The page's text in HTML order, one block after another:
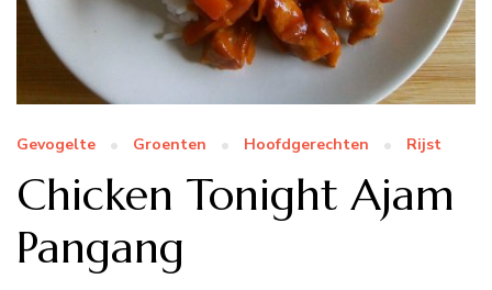
Gevogelte Groenten Hoofdgerechten Rijst
Chicken Tonight Ajam
Pangang